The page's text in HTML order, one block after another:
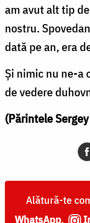
am avut alt tip
nostru.
dată pe an, era
Și nimic nu ne-a
de vedere
(Părintele
Alătură-te
WhatsApp,